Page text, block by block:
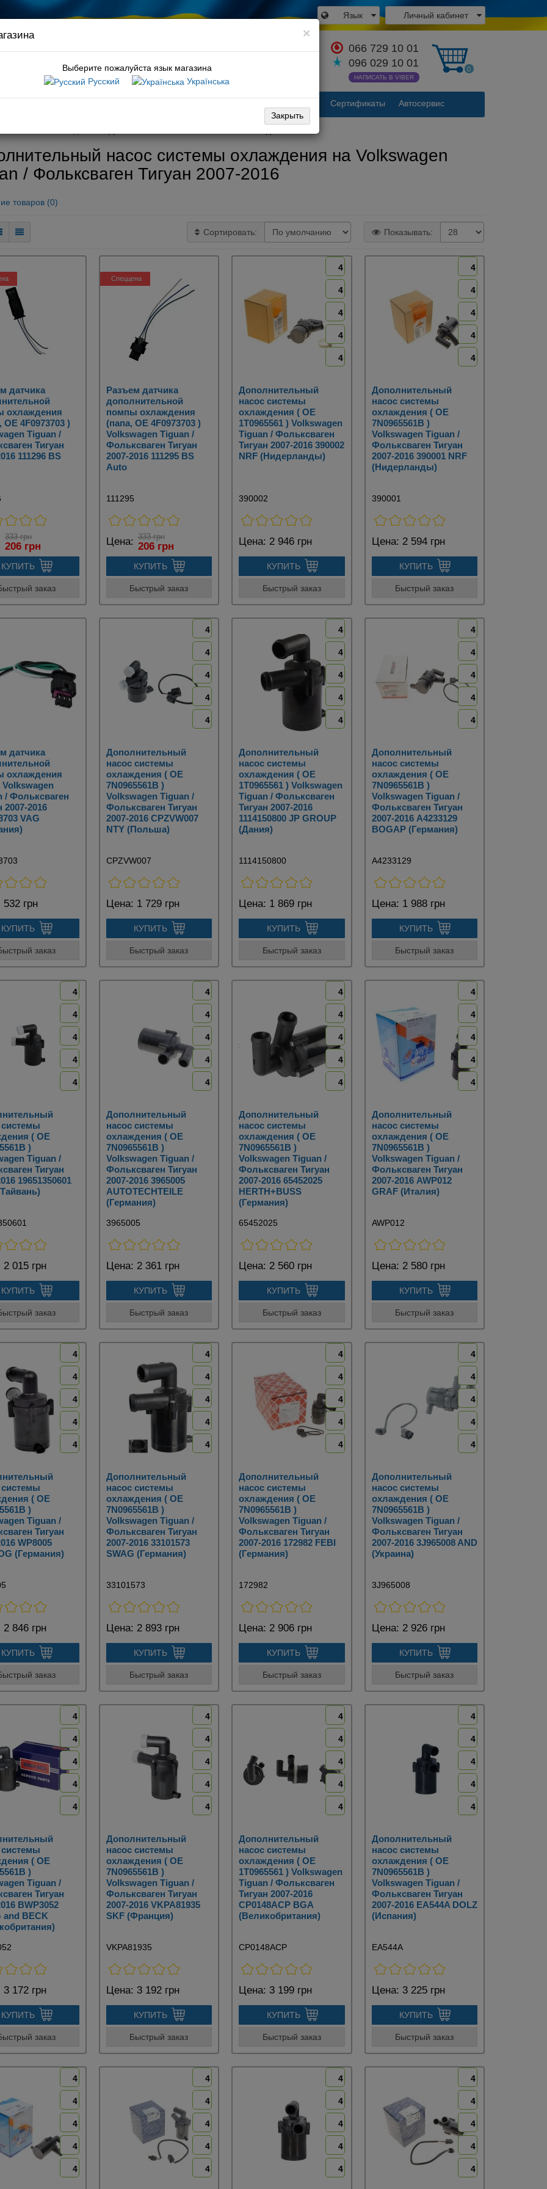
Личный кабинет
Язык
Связаться с
066 729 10 01
096 029 10 01
НАПИСАТЬ В VIBER
0
амортизатор t5
Сертификаты Автосервис
×
Выберите пожалуйста язык магазина
Русский
Українська
Закрыть
насос системы охлаждения на Volkswagen
/ Фольксваген Тигуан 2007-2016
товаров (0)
Сортировать: Показывать:
датчика
охлаждения
4F0973703 )
Tiguan /
Тигуан
111296 BS
333 грн
206 грн
КУПИТЬ
заказ
Спеццена
Разъем датчика
дополнительной
помпы охлаждения
(папа, OE 4F0973703 )
Volkswagen Tiguan /
Фольксваген Тигуан
2007-2016 111295 BS
Auto
111295
Цена: 333 грн
206 грн
КУПИТЬ
Быстрый заказ
4
4
4
4
4
Дополнительный
насос системы
охлаждения ( OE
1T0965561 ) Volkswagen
Tiguan / Фольксваген
Тигуан 2007-2016 390002
NRF (Нидерланды)
390002
Цена: 2 946 грн
КУПИТЬ
Быстрый заказ
4
4
4
4
4
Дополнительный
насос системы
охлаждения ( OE
7N0965561B )
Volkswagen Tiguan /
Фольксваген Тигуан
2007-2016 390001 NRF
(Нидерланды)
390001
Цена: 2 594 грн
КУПИТЬ
Быстрый заказ
датчика
охлаждения
Volkswagen
/ Фольксваген
2007-2016
VAG
532 грн
КУПИТЬ
заказ
4
4
4
4
4
Дополнительный
насос системы
охлаждения ( OE
7N0965561B )
Volkswagen Tiguan /
Фольксваген Тигуан
2007-2016 CPZVW007
NTY (Польша)
CPZVW007
Цена: 1 729 грн
КУПИТЬ
Быстрый заказ
4
4
4
4
4
Дополнительный
насос системы
охлаждения ( OE
1T0965561 ) Volkswagen
Tiguan / Фольксваген
Тигуан 2007-2016
1114150800 JP GROUP
(Дания)
1114150800
Цена: 1 869 грн
КУПИТЬ
Быстрый заказ
4
4
4
4
4
Дополнительный
насос системы
охлаждения ( OE
7N0965561B )
Volkswagen Tiguan /
Фольксваген Тигуан
2007-2016 A4233129
BOGAP (Германия)
A4233129
Цена: 1 988 грн
КУПИТЬ
Быстрый заказ
4
4
4
4
4
системы
( OE
)
Tiguan /
Тигуан
19651350601
2 015 грн
КУПИТЬ
заказ
4
4
4
4
4
Дополнительный
насос системы
охлаждения ( OE
7N0965561B )
Volkswagen Tiguan /
Фольксваген Тигуан
2007-2016 3965005
AUTOTECHTEILE
(Германия)
3965005
Цена: 2 361 грн
КУПИТЬ
Быстрый заказ
4
4
4
4
4
Дополнительный
насос системы
охлаждения ( OE
7N0965561B )
Volkswagen Tiguan /
Фольксваген Тигуан
2007-2016 65452025
HERTH+BUSS
(Германия)
65452025
Цена: 2 560 грн
КУПИТЬ
Быстрый заказ
4
4
4
4
4
Дополнительный
насос системы
охлаждения ( OE
7N0965561B )
Volkswagen Tiguan /
Фольксваген Тигуан
2007-2016 AWP012
GRAF (Италия)
AWP012
Цена: 2 580 грн
КУПИТЬ
Быстрый заказ
4
4
4
4
4
системы
( OE
)
Tiguan /
Тигуан
WP8005
(Германия)
2 846 грн
КУПИТЬ
заказ
4
4
4
4
4
Дополнительный
насос системы
охлаждения ( OE
7N0965561B )
Volkswagen Tiguan /
Фольксваген Тигуан
2007-2016 33101573
SWAG (Германия)
33101573
Цена: 2 893 грн
КУПИТЬ
Быстрый заказ
4
4
4
4
4
Дополнительный
насос системы
охлаждения ( OE
7N0965561B )
Volkswagen Tiguan /
Фольксваген Тигуан
2007-2016 172982 FEBI
(Германия)
172982
Цена: 2 906 грн
КУПИТЬ
Быстрый заказ
4
4
4
4
4
Дополнительный
насос системы
охлаждения ( OE
7N0965561B )
Volkswagen Tiguan /
Фольксваген Тигуан
2007-2016 3J965008 AND
(Украина)
3J965008
Цена: 2 926 грн
КУПИТЬ
Быстрый заказ
4
4
4
4
4
системы
( OE
)
Tiguan /
Тигуан
BWP3052
and BECK
3 172 грн
КУПИТЬ
заказ
4
4
4
4
4
Дополнительный
насос системы
охлаждения ( OE
7N0965561B )
Volkswagen Tiguan /
Фольксваген Тигуан
2007-2016 VKPA81935
SKF (Франция)
VKPA81935
Цена: 3 192 грн
КУПИТЬ
Быстрый заказ
4
4
4
4
4
Дополнительный
насос системы
охлаждения ( OE
1T0965561 ) Volkswagen
Tiguan / Фольксваген
Тигуан 2007-2016
CP0148ACP BGA
(Великобритания)
CP0148ACP
Цена: 3 199 грн
КУПИТЬ
Быстрый заказ
4
4
4
4
4
Дополнительный
насос системы
охлаждения ( OE
7N0965561B )
Volkswagen Tiguan /
Фольксваген Тигуан
2007-2016 EA544A DOLZ
(Испания)
EA544A
Цена: 3 225 грн
КУПИТЬ
Быстрый заказ
4
4
4
4
4
4
4
4
4
4
4
4
4
4
4
4
4
4
4
4